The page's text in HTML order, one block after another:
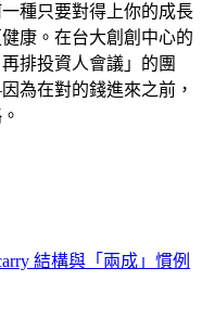
種只要對得上你的成長
康。在台大創創中心的
排投資人會議」的團
為在對的錢進來之前，
結構與「兩成」慣例